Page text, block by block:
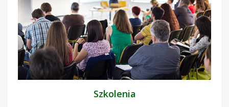
Szkolenia